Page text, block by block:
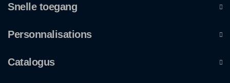
Snelle toegang
Personnalisations
Catalogus